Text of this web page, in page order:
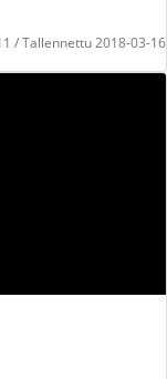
/ Tallennettu 2018-03-16